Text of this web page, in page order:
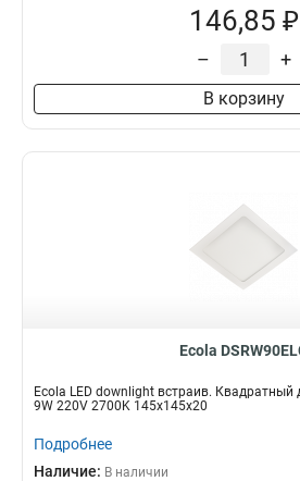
146,85 ₽
– +
В корзину
Ecola
Ecola LED downlight встраив. Квадратный
9W 220V 2700K 145x145x20
Подробнее
Наличие: В наличии